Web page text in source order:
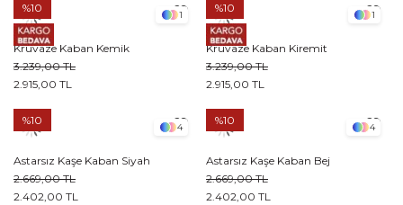
1
Kruvaze Kaban Kemik
2.915,00 TL
3.239,00 TL
%10
1
Kruvaze Kaban Kiremit
2.915,00 TL
3.239,00 TL
%10
4
Astarsız Kaşe Kaban Siyah
2.402,00 TL
2.669,00 TL
%10
4
Astarsız Kaşe Kaban Bej
2.402,00 TL
2.669,00 TL
%10